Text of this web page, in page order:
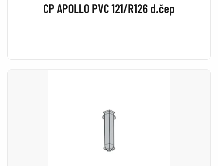
CP APOLLO PVC 121/R126 d.čep